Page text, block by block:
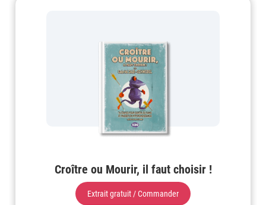
Croître ou Mourir, il faut choisir !
Extrait gratuit / Commander